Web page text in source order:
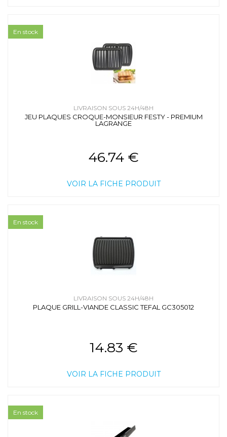
LIVRAISON SOUS 24H/48H
JEU PLAQUES CROQUE-MONSIEUR FESTY - PREMIUM
LAGRANGE
46.74 €
VOIR LA FICHE PRODUIT
En stock
LIVRAISON SOUS 24H/48H
PLAQUE GRILL-VIANDE CLASSIC TEFAL GC305012
14.83 €
VOIR LA FICHE PRODUIT
En stock
En stock